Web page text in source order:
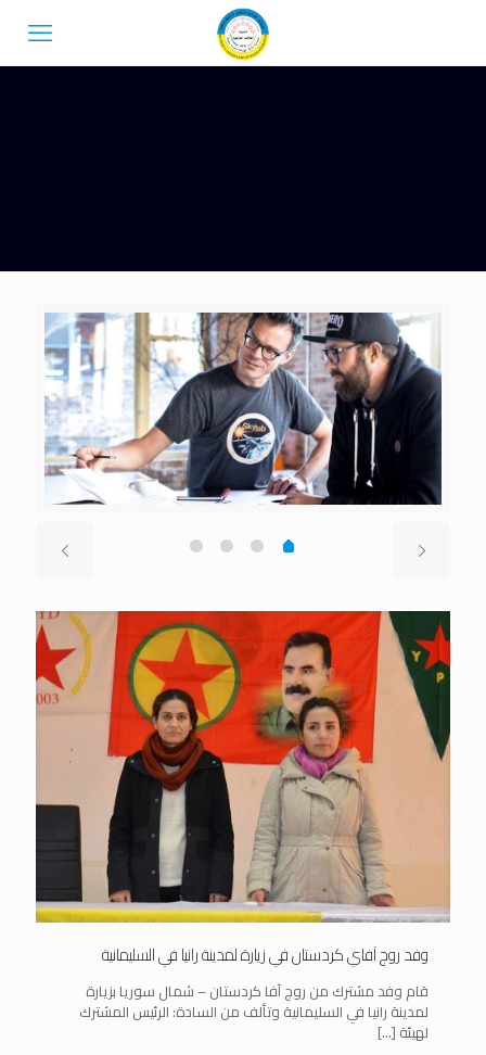
وفد روج آفاي كردستان في زيارة لمدينة رانيا في السليمانية
قام وفد مشترك من روج آفا كردستان – شمال سوريا بزيارة
لمدينة رانيا في السليمانية وتألف من السادة: الرئيس المشترك
لهيئة […]